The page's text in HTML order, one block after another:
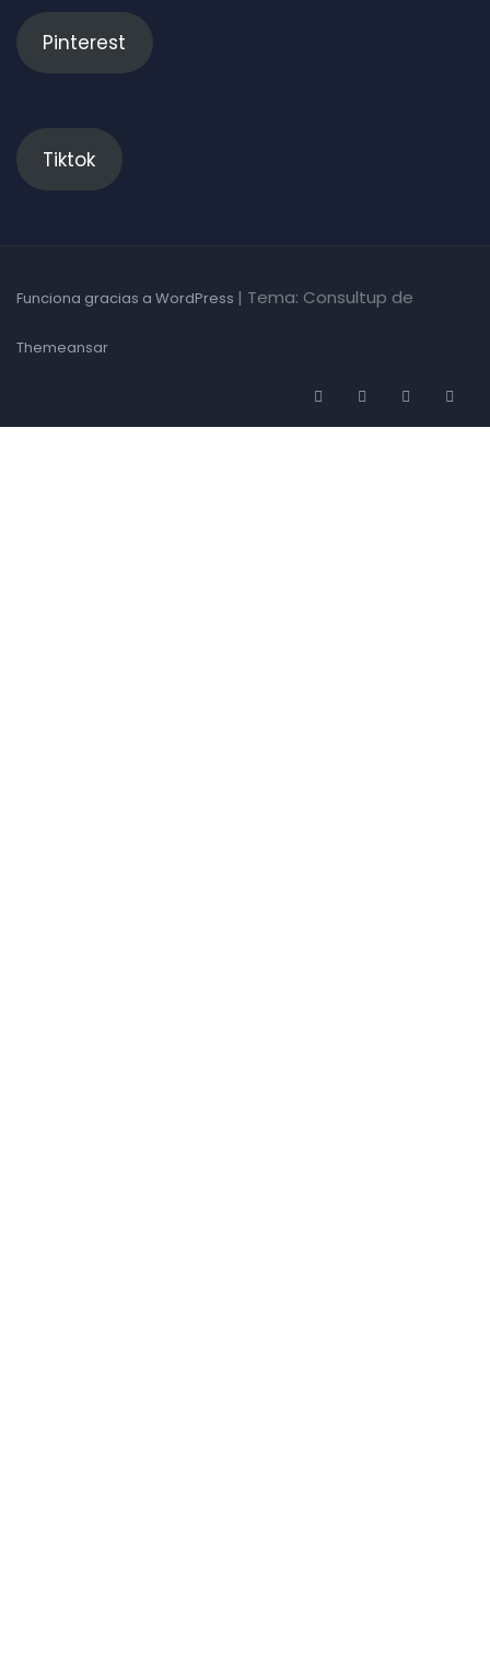
Pinterest
Tiktok
Funciona gracias a WordPress | Tema: Consultup de
Themeansar